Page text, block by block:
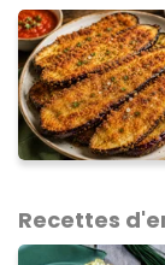
Recettes